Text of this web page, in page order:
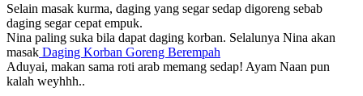
Selain masak kurma, daging yang segar sedap digoreng sebab
daging segar cepat empuk.
Nina paling suka bila dapat daging korban. Selalunya Nina akan
masak Daging Korban Goreng Berempah
Aduyai, makan sama roti arab memang sedap! Ayam Naan pun
kalah weyhhh..